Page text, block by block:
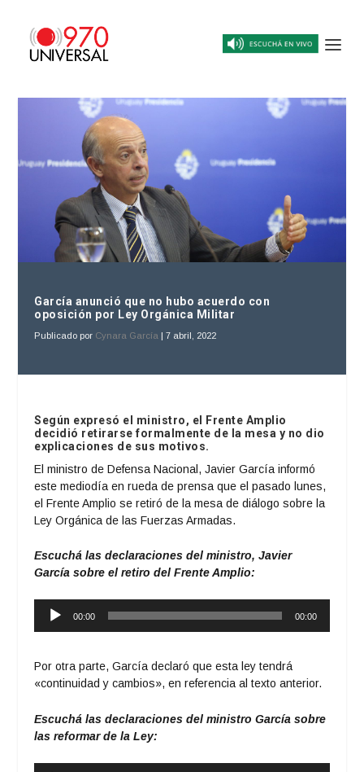
García anunció que no hubo acuerdo con
oposición por Ley Orgánica Militar
Publicado por Cynara García |7 abril, 2022
Según expresó el ministro, el Frente Amplio
decidió retirarse formalmente de la mesa y no dio
explicaciones de sus motivos.
El ministro de Defensa Nacional, Javier García informó
este mediodía en rueda de prensa que el pasado lunes,
el Frente Amplio se retiró de la mesa de diálogo sobre la
Ley Orgánica de las Fuerzas Armadas.
Escuchá las declaraciones del ministro, Javier
García sobre el retiro del Frente Amplio:
Reproductor
00:00 00:00
Por otra parte, García declaró que esta ley tendrá
«continuidad y cambios», en referencia al texto anterior.
Escuchá las declaraciones del ministro García sobre
las reformar de la Ley: